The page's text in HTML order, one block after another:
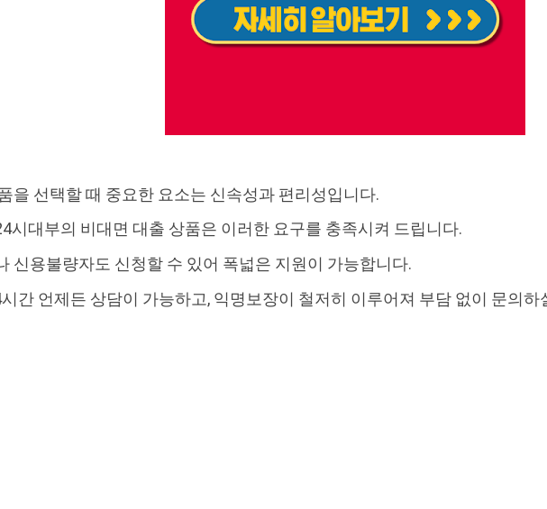
을 선택할 때 중요한 요소는 신속성과 편리성입니다.
시대부의 비대면 대출 상품은 이러한 요구를 충족시켜 드립니다.
신용불량자도 신청할 수 있어 폭넓은 지원이 가능합니다.
간 언제든 상담이 가능하고, 익명보장이 철저히 이루어져 부담 없이 문의하